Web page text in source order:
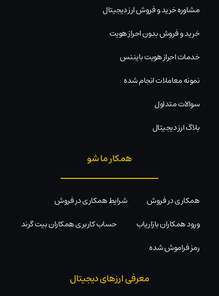
مشاوره خرید و فروش ارز دیجیتال
خرید و فروش بدون احراز هویت
خدمات احراز هویت بایننس
نمونه معاملات انجام شده
سوالات متداول
بلاگ ارز دیجیتال
همکار ما شو
همکاری در فروش
شرایط همکاری در فروش
ورود همکاران بازاریاب
حساب کاربری همکاران بیت گرند
رمز فراموش شده
معرفی ارزهای دیجیتال